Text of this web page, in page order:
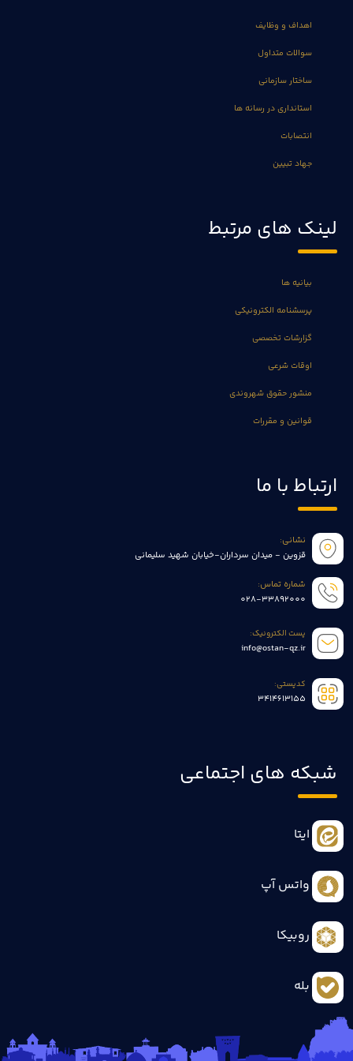
اهداف و وظایف
سوالات متداول
ساختار سازمانی
استانداری در رسانه ها
انتصابات
جهاد تبیین
لینک های مرتبط
بیانیه ها
پرسشنامه الکترونیکی
گزارشات تخصصی
اوقات شرعی
منشور حقوق شهروندی
قوانین و مقررات
ارتباط با ما
نشانی:
قزوین - میدان سرداران-خیابان شهید سلیمانی
شماره تماس:
028-33892000
پست الکترونیک:
info@ostan-qz.ir
کدپستی:
3414613155
شبکه های اجتماعی
ایتا
واتس آپ
روبیکا
بله